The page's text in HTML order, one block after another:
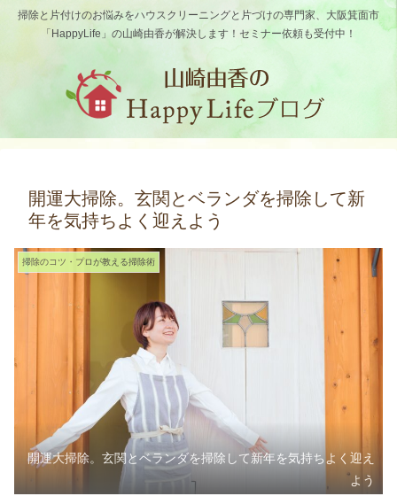
掃除と片付けのお悩みをハウスクリーニングと片づけの専門家、大阪箕面市
「HappyLife」の山崎由香が解決します！セミナー依頼も受付中！
開運大掃除。玄関とベランダを掃除して新
年を気持ちよく迎えよう
掃除のコツ・プロが教える掃除術
開運大掃除。玄関とベランダを掃除して新年を気持ちよく迎え
よう